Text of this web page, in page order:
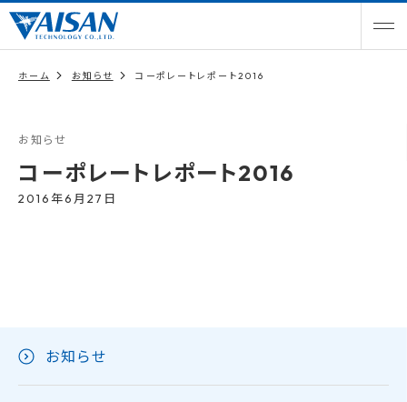
ホーム お知らせ コーポレートレポート2016
お知らせ
コーポレートレポート2016
2016年6月27日
お知らせ